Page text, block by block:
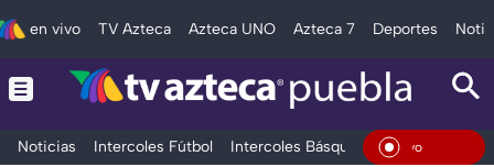
en vivo TV Azteca Azteca UNO Azteca 7 Deportes
Noticias Intercoles Fútbol Intercoles Básquetbol Deportes En